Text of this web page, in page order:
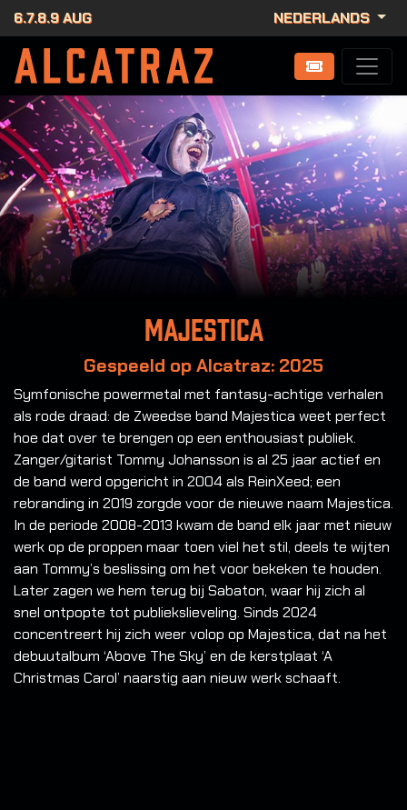
6.7.8.9 AUG NEDERLANDS
Majestica
Gespeeld op Alcatraz: 2025
Symfonische powermetal met fantasy-achtige verhalen
als rode draad: de Zweedse band Majestica weet perfect
hoe dat over te brengen op een enthousiast publiek.
Zanger/gitarist Tommy Johansson is al 25 jaar actief en
de band werd opgericht in 2004 als ReinXeed; een
rebranding in 2019 zorgde voor de nieuwe naam Majestica.
In de periode 2008-2013 kwam de band elk jaar met nieuw
werk op de proppen maar toen viel het stil, deels te wijten
aan Tommy’s beslissing om het voor bekeken te houden.
Later zagen we hem terug bij Sabaton, waar hij zich al
snel ontpopte tot publiekslieveling. Sinds 2024
concentreert hij zich weer volop op Majestica, dat na het
debuutalbum ‘Above The Sky’ en de kerstplaat ‘A
Christmas Carol’ naarstig aan nieuw werk schaaft.